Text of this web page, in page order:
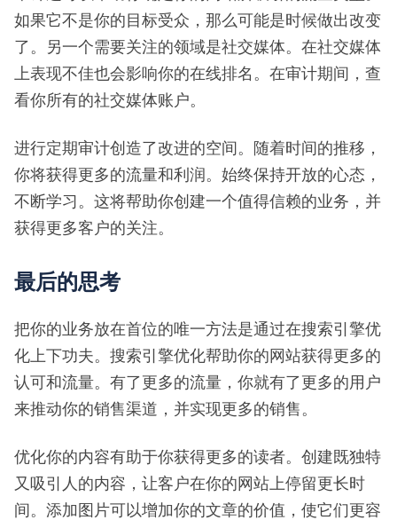
如果它不是你的目标受众，那么可能是时候做出改变
了。另一个需要关注的领域是社交媒体。在社交媒体
上表现不佳也会影响你的在线排名。在审计期间，查
看你所有的社交媒体账户。
进行定期审计创造了改进的空间。随着时间的推移，
你将获得更多的流量和利润。始终保持开放的心态，
不断学习。这将帮助你创建一个值得信赖的业务，并
获得更多客户的关注。
最后的思考
把你的业务放在首位的唯一方法是通过在搜索引擎优
化上下功夫。搜索引擎优化帮助你的网站获得更多的
认可和流量。有了更多的流量，你就有了更多的用户
来推动你的销售渠道，并实现更多的销售。
优化你的内容有助于你获得更多的读者。创建既独特
又吸引人的内容，让客户在你的网站上停留更长时
间。添加图片可以增加你的文章的价值，使它们更容